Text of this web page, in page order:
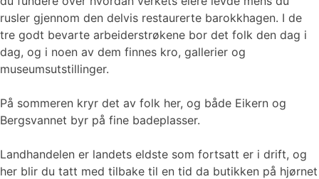
rusler gjennom den delvis restaurerte barokkhagen. I de
tre godt bevarte arbeiderstrøkene bor det folk den dag i
dag, og i noen av dem finnes kro, gallerier og
museumsutstillinger.
På sommeren kryr det av folk her, og både Eikern og
Bergsvannet byr på fine badeplasser.
Landhandelen er landets eldste som fortsatt er i drift, og
her blir du tatt med tilbake til en tid da butikken på hjørnet